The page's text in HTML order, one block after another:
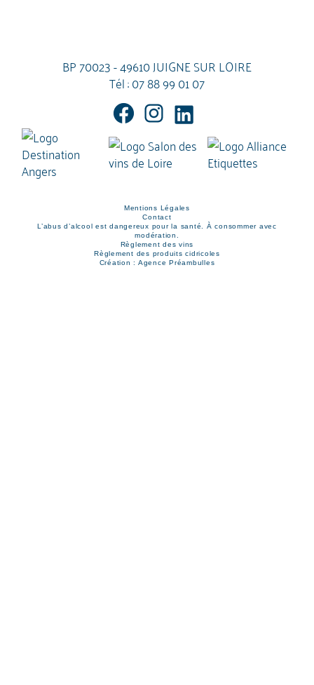
BP 70023 - 49610 JUIGNE SUR LOIRE
Tél :07 88 99 01 07
Mentions Légales
Contact
L’abus d’alcool est dangereux pour la santé. À consommer avec
modération.
Règlement des vins
Règlement des produits cidricoles
Création : Agence Préambulles